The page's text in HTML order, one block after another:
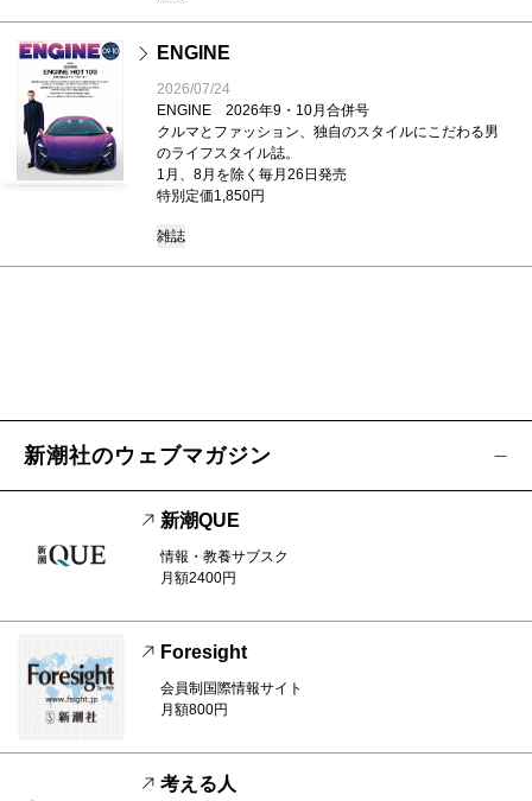
ENGINE
2026/07/24
ENGINE 2026年9・10月合併号
クルマとファッション、独自のスタイルにこだわる男
のライフスタイル誌。
1月、8月を除く毎月26日発売
特別定価1,850円
雑誌
新潮社のウェブマガジン
新潮QUE
情報・教養サブスク
月額2400円
Foresight
会員制国際情報サイト
月額800円
考える人